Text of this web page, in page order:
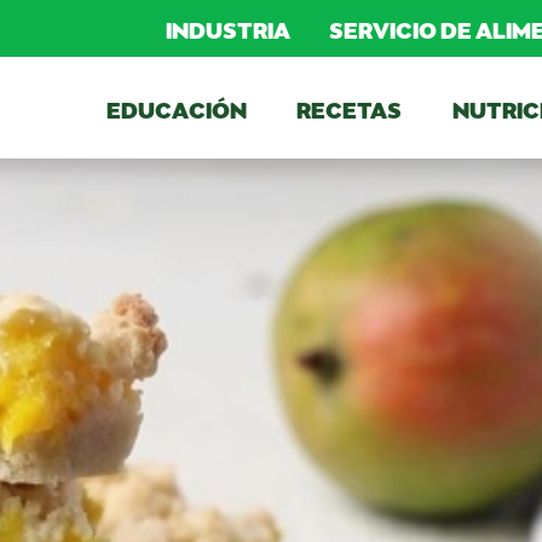
INDUSTRIA SERVICIO DE
EDUCACIÓN RECETAS